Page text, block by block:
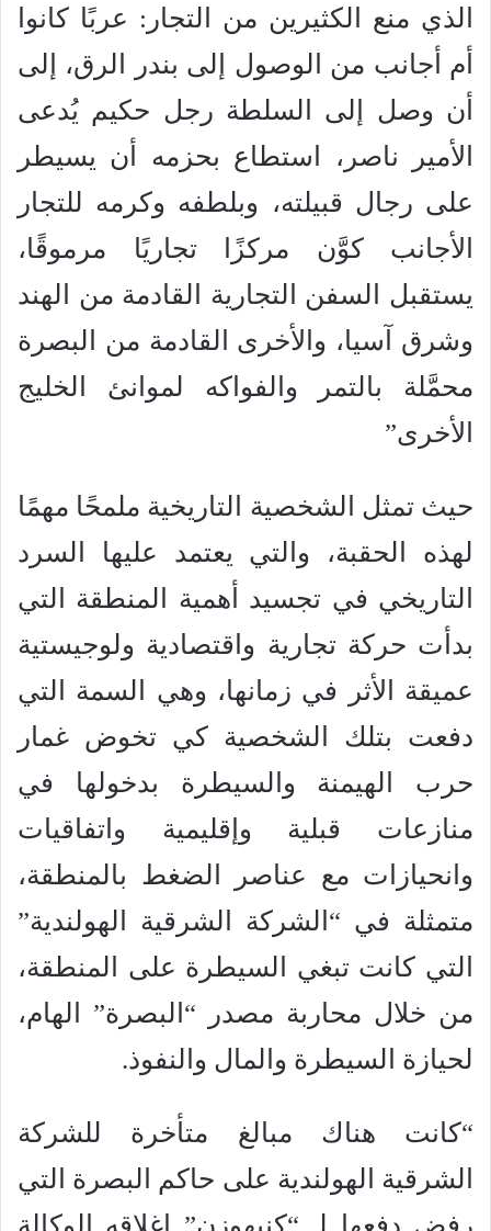
الذي منع الكثيرين من التجار: عربًا كانوا
أم أجانب من الوصول إلى بندر الرق، إلى
أن وصل إلى السلطة رجل حكيم يُدعى
الأمير ناصر، استطاع بحزمه أن يسيطر
على رجال قبيلته، وبلطفه وكرمه للتجار
الأجانب كوَّن مركزًا تجاريًا مرموقًا،
يستقبل السفن التجارية القادمة من الهند
وشرق آسيا، والأخرى القادمة من البصرة
محمَّلة بالتمر والفواكه لموانئ الخليج
الأخرى”
حيث تمثل الشخصية التاريخية ملمحًا مهمًا
لهذه الحقبة، والتي يعتمد عليها السرد
التاريخي في تجسيد أهمية المنطقة التي
بدأت حركة تجارية واقتصادية ولوجيستية
عميقة الأثر في زمانها، وهي السمة التي
دفعت بتلك الشخصية كي تخوض غمار
حرب الهيمنة والسيطرة بدخولها في
منازعات قبلية وإقليمية واتفاقيات
وانحيازات مع عناصر الضغط بالمنطقة،
متمثلة في “الشركة الشرقية الهولندية”
التي كانت تبغي السيطرة على المنطقة،
من خلال محاربة مصدر “البصرة” الهام،
لحيازة السيطرة والمال والنفوذ.
“كانت هناك مبالغ متأخرة للشركة
الشرقية الهولندية على حاكم البصرة التي